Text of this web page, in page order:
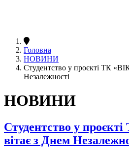
Головна
НОВИНИ
Студентство у проєкті ТК
Незалежності
НОВИНИ
Студентство у
вітає з Днем